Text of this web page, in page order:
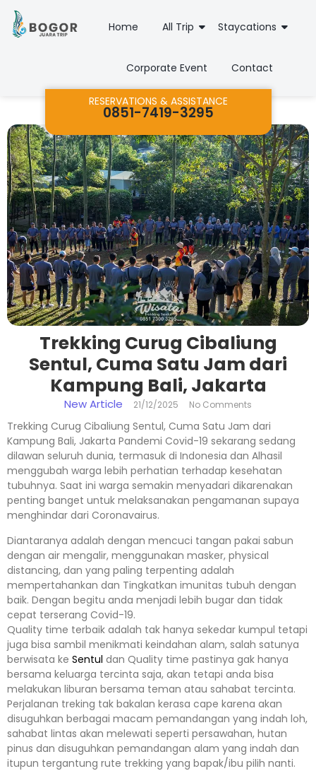
Home All Trip Staycations
Corporate Event Contact
RESERVATIONS & ASSISTANCE
0851-7419-3295
Trekking Curug Cibaliung
Sentul, Cuma Satu Jam dari
Kampung Bali, Jakarta
New Article 21/12/2025 No Comments
Trekking Curug Cibaliung Sentul, Cuma Satu Jam dari
Kampung Bali, Jakarta Pandemi Covid-19 sekarang sedang
dilawan seluruh dunia, termasuk di Indonesia dan Alhasil
menggubah warga lebih perhatian terhadap kesehatan
tubuhnya. Saat ini warga semakin menyadari dikarenakan
penting banget untuk melaksanakan pengamanan supaya
menghindar dari Coronavairus.
Diantaranya adalah dengan mencuci tangan pakai sabun
dengan air mengalir, menggunakan masker, physical
distancing, dan yang paling terpenting adalah
mempertahankan dan Tingkatkan imunitas tubuh dengan
baik. Dengan begitu anda menjadi lebih bugar dan tidak
cepat terserang Covid-19.
Quality time terbaik adalah tak hanya sekedar kumpul tetapi
juga bisa sambil menikmati keindahan alam, salah satunya
berwisata ke Sentul dan Quality time pastinya gak hanya
bersama keluarga tercinta saja, akan tetapi anda bisa
melakukan liburan bersama teman atau sahabat tercinta.
Perjalanan treking tak bakalan kerasa cape karena akan
disuguhkan berbagai macam pemandangan yang indah loh,
sahabat lintas akan melewati seperti persawahan, hutan
pinus dan disuguhkan pemandangan alam yang indah dan
itupun tergantung rute trekking yang bapak/ibu pilih nanti.